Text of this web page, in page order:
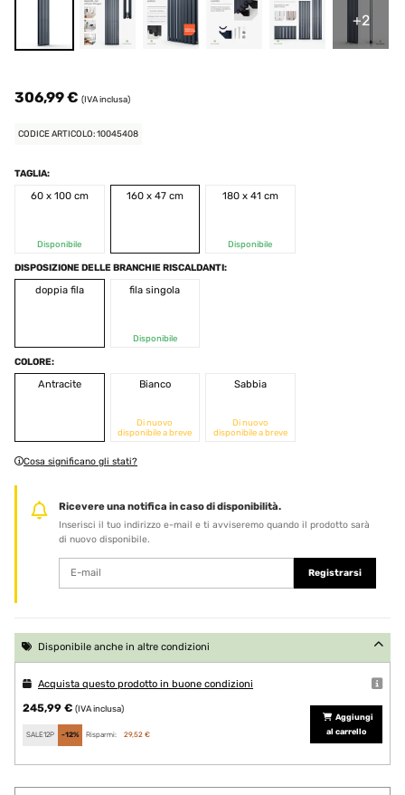
+2
306,99 € (IVA inclusa)
CODICE ARTICOLO: 10045408
TAGLIA:
60 x 100 cm
Disponibile
160 x 47 cm 180 x 41 cm
Disponibile
DISPOSIZIONE DELLE BRANCHIE RISCALDANTI:
doppia fila
fila singola
Disponibile
COLORE:
Antracite
Bianco
Di nuovo
disponibile a breve
Sabbia
Di nuovo
disponibile a breve
Cosa significano gli stati?
Ricevere una notifica in caso di disponibilità.
Inserisci il tuo indirizzo e-mail e ti avviseremo quando il prodotto sarà
di nuovo disponibile.
Registrarsi
Disponibile anche in altre condizioni
Acquista questo prodotto in buone condizioni
245,99 € (IVA inclusa)
SALE12P -12% Risparmi: 29,52 €
Aggiungi
al carrello